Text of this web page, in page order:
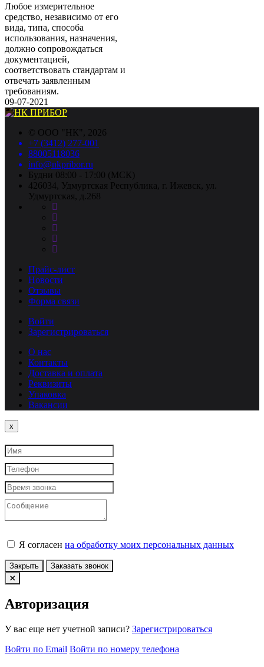
Любое измерительное
средство, независимо от его
вида, типа, способа
использования, назначения,
должно сопровождаться
документацией,
соответствовать стандартам и
отвечать заявленным
требованиям.
09-07-2021
© ООО "НК", 2026
+7 (3412) 277-001
88005118036
info@nkpribor.ru
Будни 08:00 - 17:00 (МСК)
426034, Удмуртская Республика, г. Ижевск, ул.
Удмуртская, д.268
Прайс-лист
Новости
Отзывы
Форма связи
Войти
Зарегистрироваться
О нас
Контакты
Доставка и оплата
Реквизиты
Упаковка
Вакансии
x
Я согласен на обработку моих персональных данных
Закрыть Заказать звонок
Авторизация
У вас еще нет учетной записи? Зарегистрироваться
Войти по Email Войти по номеру телефона